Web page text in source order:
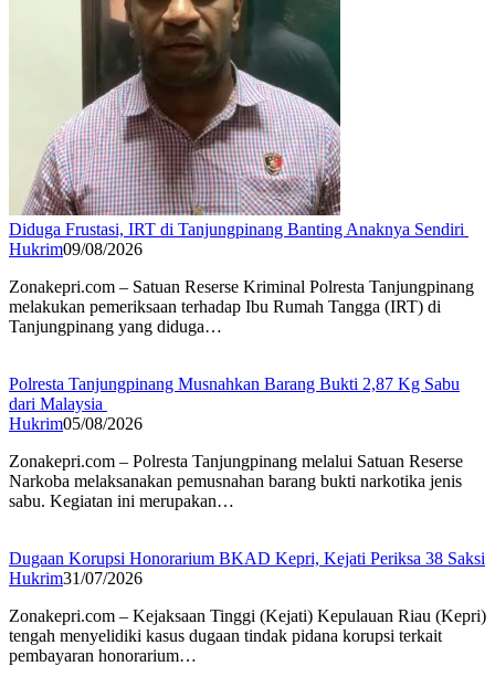
Diduga Frustasi, IRT di Tanjungpinang Banting Anaknya Sendiri
Hukrim09/08/2026
Zonakepri.com – Satuan Reserse Kriminal Polresta Tanjungpinang
melakukan pemeriksaan terhadap Ibu Rumah Tangga (IRT) di
Tanjungpinang yang diduga…
Polresta Tanjungpinang Musnahkan Barang Bukti 2,87 Kg Sabu
dari Malaysia
Hukrim05/08/2026
Zonakepri.com – Polresta Tanjungpinang melalui Satuan Reserse
Narkoba melaksanakan pemusnahan barang bukti narkotika jenis
sabu. Kegiatan ini merupakan…
Dugaan Korupsi Honorarium BKAD Kepri, Kejati Periksa 38 Saksi
Hukrim31/07/2026
Zonakepri.com – Kejaksaan Tinggi (Kejati) Kepulauan Riau (Kepri)
tengah menyelidiki kasus dugaan tindak pidana korupsi terkait
pembayaran honorarium…